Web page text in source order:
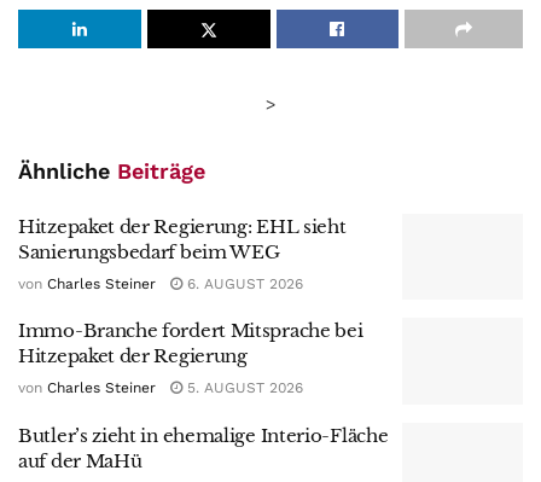
>
Ähnliche Beiträge
Hitzepaket der Regierung: EHL sieht
Sanierungsbedarf beim WEG
von Charles Steiner 6. AUGUST 2026
Immo-Branche fordert Mitsprache bei
Hitzepaket der Regierung
von Charles Steiner 5. AUGUST 2026
Butler’s zieht in ehemalige Interio-Fläche
auf der MaHü